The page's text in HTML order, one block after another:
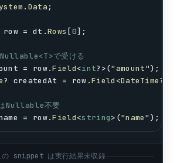
. Data ;
row = dt .Rows [0];
で受ける
= row.Field<int?>("amount"
? createdAt = row .Field <DateTime?>(
Nullable不要
= row.Field<string>("name"
snippet は実行結果未収録